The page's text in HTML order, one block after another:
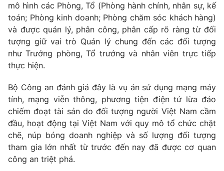
mô hình các Phòng, Tổ (Phòng hành chính, nhân sự, kế
toán; Phòng kinh doanh; Phòng chăm sóc khách hàng)
và được quản lý, phân công, phân cấp rõ ràng từ đối
tượng giữ vai trò Quản lý chung đến các đối tượng
như Trưởng phòng, Tổ trưởng và nhân viên trực tiếp
thực hiện.
Bộ Công an đánh giá đây là vụ án sử dụng mạng máy
tính, mạng viễn thông, phương tiện điện tử lừa đảo
chiếm đoạt tài sản do đối tượng người Việt Nam cầm
đầu, hoạt động tại Việt Nam với quy mô tổ chức chặt
chẽ, núp bóng doanh nghiệp và số lượng đối tượng
tham gia lớn nhất từ trước đến nay đã được cơ quan
công an triệt phá.